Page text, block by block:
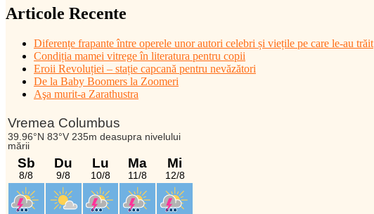
Articole Recente
Diferențe frapante între operele unor autori celebri și viețile pe care le-au trăit
Condiția mamei vitrege în literatura pentru copii
Eroii Revoluției – stație capcană pentru nevăzători
De la Baby Boomers la Zoomeri
Aşa murit-a Zarathustra